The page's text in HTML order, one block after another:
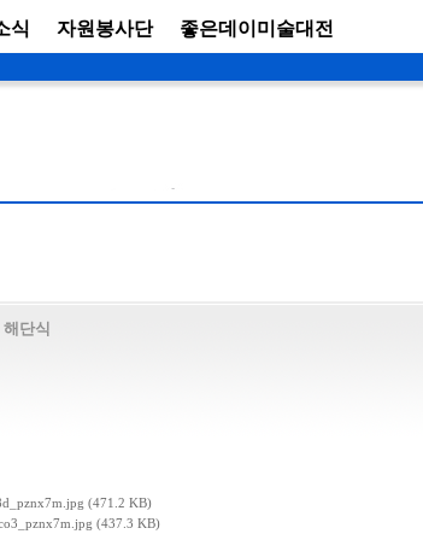
식 자원봉사단 좋은데이미술대전
단식
(471.2 KB)
(437.3 KB)